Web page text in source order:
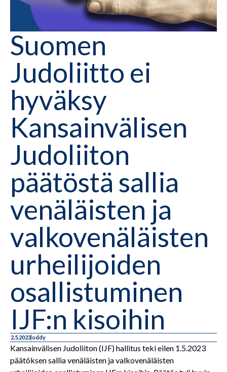
Suomen
Judoliitto ei
hyväksy
Kansainvälisen
Judoliiton
päätöstä sallia
venäläisten ja
valkovenäläisten
urheilijoiden
osallistuminen
IJF:n kisoihin
2.5.2023oddy
Kansainvälisen Judoliiton (IJF) hallitus teki eilen 1.5.2023
päätöksen sallia venäläisten ja valkovenäläisten